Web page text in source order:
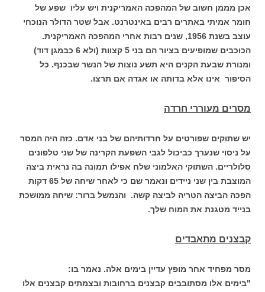
אכן מממן חשוב של המהפכה האמריקנית ויש עליו שפע של
חומר אמיתי באתרים רבים באינטרנט. אבל שטר הדולר הנוכחי
עוצב בשנת 1956, שנים רבות אחרי המהפכה האמריקנית.
הכוכבים שמופיעים בציור הם בני 5 קצוות (ולא 6 כבמגן דוד)
ומנורת שבעת הקנים היא תשע נוצות של הנשר שבכנף. כל
הסיפור אינו אלא בדותה או אגדה אם תרצו.
מסרים מעוררי חרדה
יש שתוקים שפורטים על חרדותיהם של בני אדם. כזה היה המסר
על ניסוי שנערך כביכול לגבי השפעת הקרינה של שני טלפונים
סלולריים. השתוקי האלמוני שלח אפילו תמונה בה נראית ביצה
המוצבת בין שני ניידים ונאמר שם כי לאחר שיחה של 65 דקות
הפכה הביצה הטריה לביצה קשה. והנמשל ברור: שיחה ממושכת
בנייד מטגנת את המוח שלך.
קבצנים מתאבדים
מסר מפחיד אחר מופץ עדיין בימים אלה. נאמר בו:
"בימים אלו מסתובבים קבצנים ברחובות ובצמתים קבצנים אלו